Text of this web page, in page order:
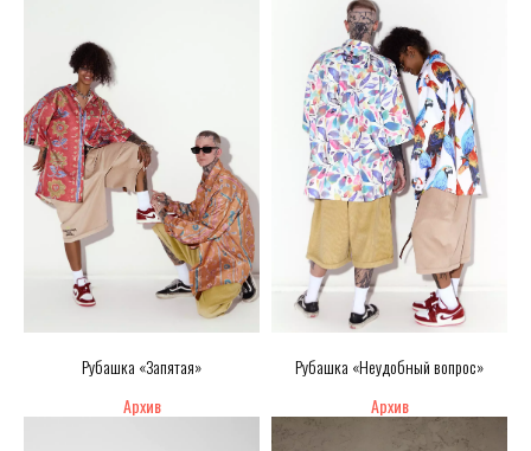
Рубашка «Запятая» Рубашка «Неудобный вопрос»